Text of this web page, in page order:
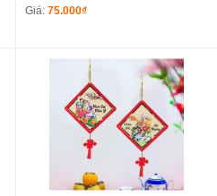
Tết Năm Bính Ngọ 2026 606-X
Giá: 75.000₫